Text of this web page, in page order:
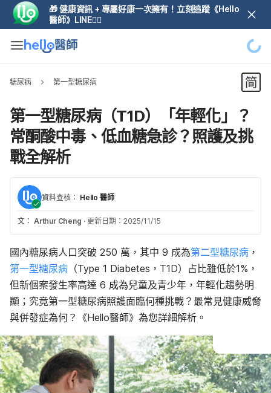
🎁 健康資訊 + 專屬好康一次擁有！立刻追蹤《Hello
醫師》LINE👆🏼
糖尿病 第一型糖尿病
第一型糖尿病（T1D）「年輕化」？
常酮酸中毒、低血糖急診？照護及挑
戰全解析
資料查核： Hello 醫師
文： Arthur Cheng · 更新日期：2025/11/15
國內糖尿病人口突破 250 萬，其中 9 成為第二型糖尿病 ，
第一型糖尿病 （Type 1 Diabetes，T1D）占比雖低於1%，
但新個案發生率高達 6 成為兒童及青少年，年輕化趨勢明
顯；究竟第一型糖尿病照護面臨何種挑戰？最常見健康威脅
與併發症為何？《Hello醫師》為您詳細解析。